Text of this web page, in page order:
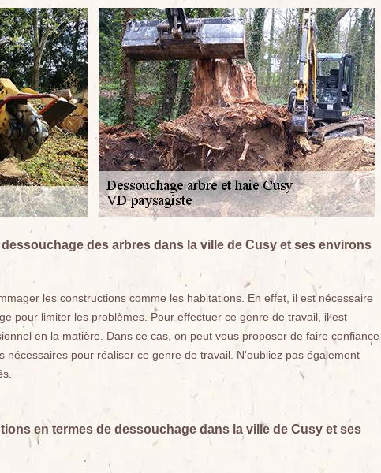
des arbres dans la ville de Cusy et ses environs
les constructions comme les habitations. En effet, il est nécessaire
pour limiter les problèmes. Pour effectuer ce genre de travail, il est
en la matière. Dans ce cas, on peut vous proposer de faire confiance
nécessaires pour réaliser ce genre de travail. N'oubliez pas également
en termes de dessouchage dans la ville de Cusy et ses